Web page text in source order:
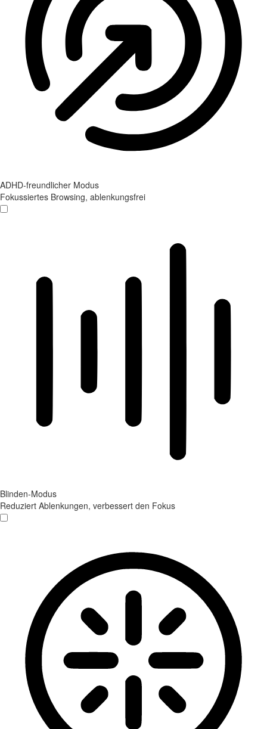
ADHD-freundlicher Modus
Fokussiertes Browsing, ablenkungsfrei
Blinden-Modus
Reduziert Ablenkungen, verbessert den Fokus